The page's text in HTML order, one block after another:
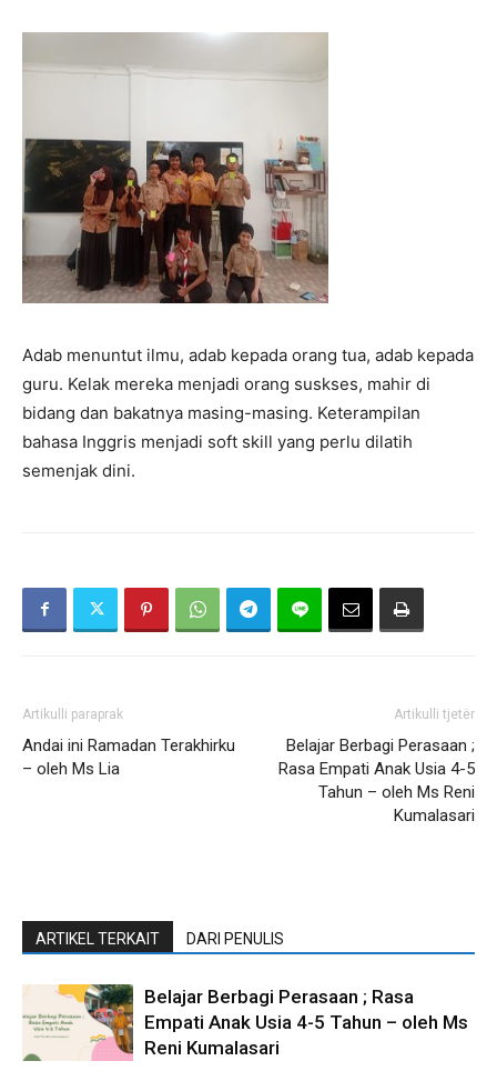
Adab menuntut ilmu, adab kepada orang tua, adab kepada
guru. Kelak mereka menjadi orang suskses, mahir di
bidang dan bakatnya masing-masing. Keterampilan
bahasa Inggris menjadi soft skill yang perlu dilatih
semenjak dini.
Artikulli paraprak
Andai ini Ramadan Terakhirku
– oleh Ms Lia
Artikulli tjetër
Belajar Berbagi Perasaan ;
Rasa Empati Anak Usia 4-5
Tahun – oleh Ms Reni
Kumalasari
ARTIKEL TERKAIT DARI PENULIS
Belajar Berbagi Perasaan ; Rasa
Empati Anak Usia 4-5 Tahun – oleh Ms
Reni Kumalasari